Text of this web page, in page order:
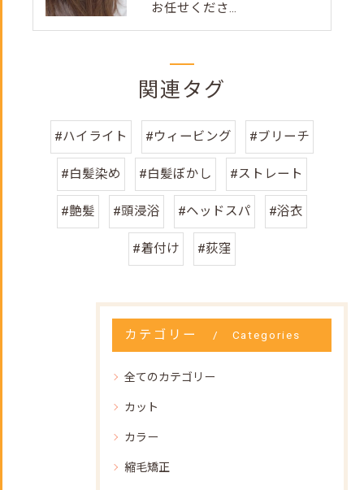
お任せくださ...
関連タグ
#ハイライト #ウィービング #ブリーチ
#白髪染め #白髪ぼかし #ストレート
#艶髪 #頭浸浴 #ヘッドスパ #浴衣
#着付け #荻窪
カテゴリー Categories
全てのカテゴリー
カット
カラー
縮毛矯正